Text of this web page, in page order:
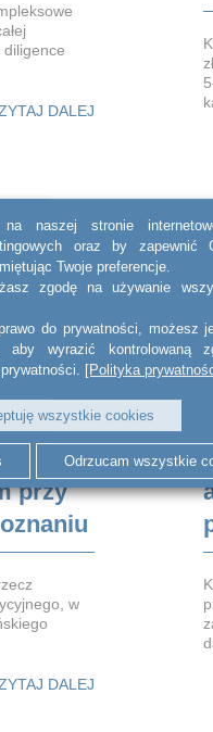
diligence
DALEJ
przy
w
DALEJ
na naszej stronie
oraz by zapewnić
Twoje preferencje.
zgodę na używanie
do prywatności, możesz
aby wyrazić kontrolowaną
[Polityka
wszystkie cookies
Odrzucam wszystkie